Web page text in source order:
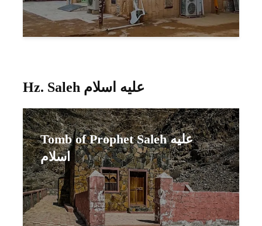
Hz. Saleh عليه اسلام
Tomb of Prophet Saleh عليه
اسلام